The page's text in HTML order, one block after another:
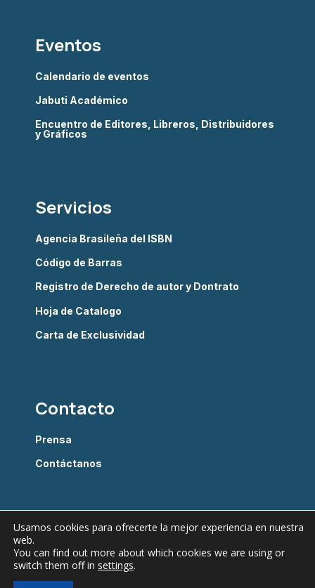
Eventos
Calendario de eventos
Jabuti Académico
Encuentro de Editores, Libreros, Distribuidores
y Gráficos
Servicios
Agencia Brasileña del ISBN
Código de Barras
Registro de Derecho de autor y Dontrato
Hoja de Catalogo
Carta de Exclusividad
Contacto
Prensa
Contáctanos
Usamos cookies para ofrecerte la mejor experiencia en nuestra
web.
You can find out more about which cookies we are using or
switch them off in settings.